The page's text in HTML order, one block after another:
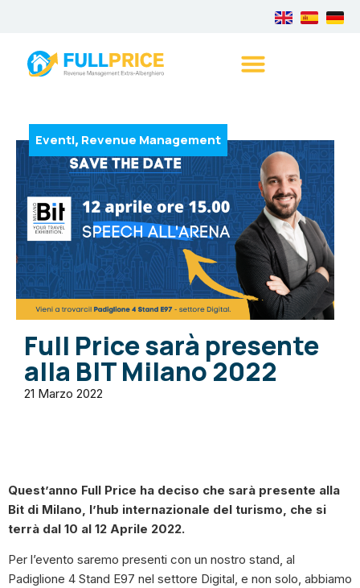
Eventi, Revenue Management
Full Price sarà presente
alla BIT Milano 2022
21 Marzo 2022
Quest’anno Full Price ha deciso che sarà presente alla
Bit di Milano, l’hub internazionale del turismo, che si
terrà dal 10 al 12 Aprile 2022.
Per l’evento saremo presenti con un nostro stand, al
Padiglione 4 Stand E97 nel settore Digital, e non solo, abbiamo